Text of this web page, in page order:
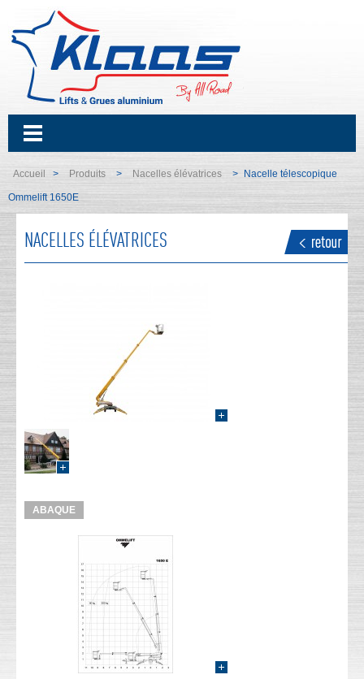
Accueil > Produits > Nacelles élévatrices > Nacelle télescopique
Ommelift 1650E
NACELLES ÉLÉVATRICES
ABAQUE